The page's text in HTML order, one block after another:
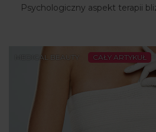
Psychologiczny aspekt terapii
MEDICAL BEAUTY CAŁY ARTYKUŁ